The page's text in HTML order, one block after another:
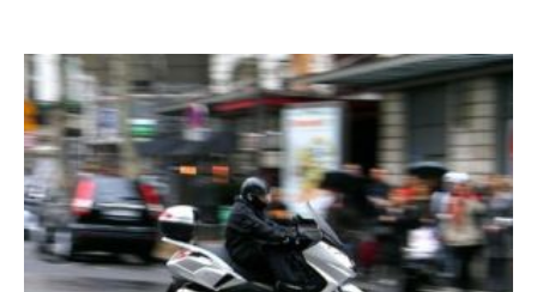
temporaire
d’attente
dans
laquelle
certains
pa...
Le
contrôle
technique
des
«
deux-
roues